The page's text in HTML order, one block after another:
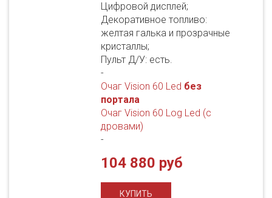
Цифровой дисплей;
Декоративное топливо:
желтая галька и прозрачные
кристаллы;
Пульт Д/У: есть.
-
Очаг Vision 60 Led без
портала
Очаг Vision 60 Log Led (с
дровами)
-
104 880 руб